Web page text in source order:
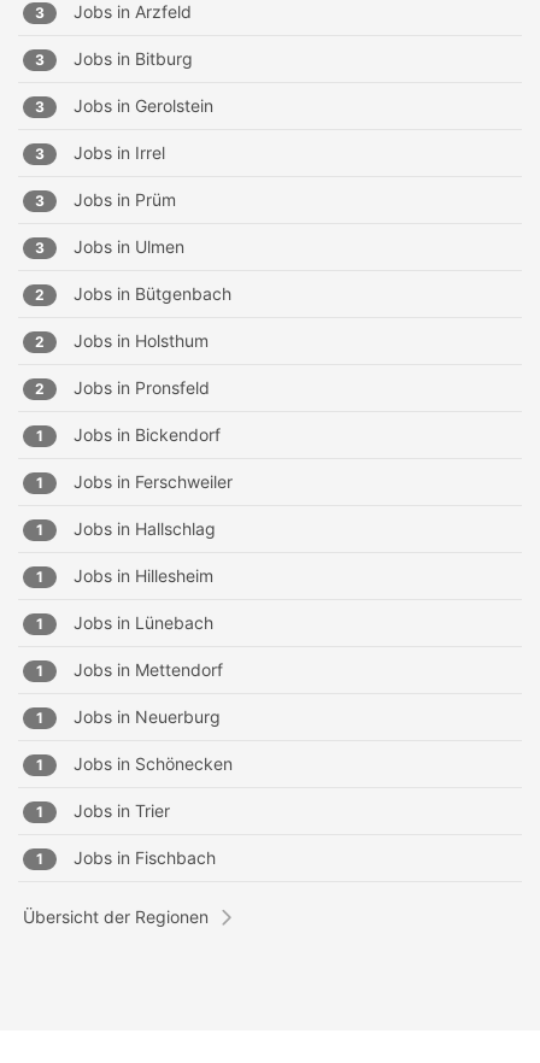
3 Jobs in Arzfeld
3 Jobs in Bitburg
3 Jobs in Gerolstein
3 Jobs in Irrel
3 Jobs in Prüm
3 Jobs in Ulmen
2 Jobs in Bütgenbach
2 Jobs in Holsthum
2 Jobs in Pronsfeld
1 Jobs in Bickendorf
1 Jobs in Ferschweiler
1 Jobs in Hallschlag
1 Jobs in Hillesheim
1 Jobs in Lünebach
1 Jobs in Mettendorf
1 Jobs in Neuerburg
1 Jobs in Schönecken
1 Jobs in Trier
1 Jobs in Fischbach
Übersicht der Regionen